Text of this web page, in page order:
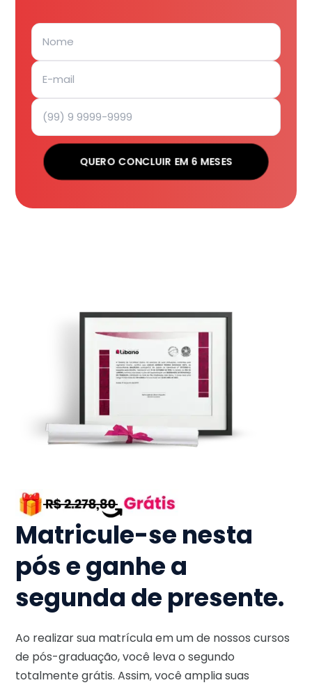
QUERO CONCLUIR EM 6 MESES
Matricule-se nesta
pós e ganhe a
segunda de presente.
Ao realizar sua matrícula em um de nossos cursos
de pós-graduação, você leva o segundo
totalmente grátis. Assim, você amplia suas